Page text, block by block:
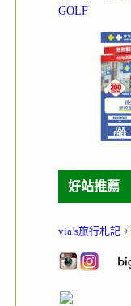
GOLF
好站推薦
via’s旅行札記 。